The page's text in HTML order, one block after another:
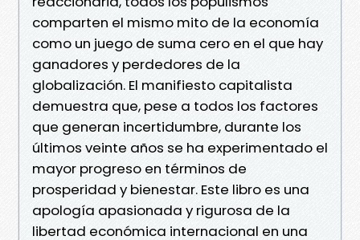
comparten el mismo mito de la economía
como un juego de suma cero en el que hay
ganadores y perdedores de la
globalización. El manifiesto capitalista
demuestra que, pese a todos los factores
que generan incertidumbre, durante los
últimos veinte años se ha experimentado el
mayor progreso en términos de
prosperidad y bienestar. Este libro es una
apología apasionada y rigurosa de la
libertad económica internacional en una